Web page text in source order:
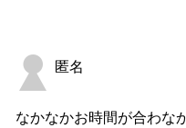
匿名
なかなかお時間が合わな